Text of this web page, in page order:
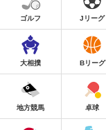
ゴルフ Jリーグ
大相撲 Bリーグ
地方競馬 卓球